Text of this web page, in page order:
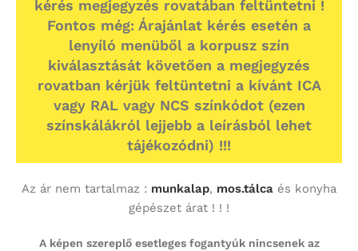
kérés megjegyzés rovatában feltüntetni !
Fontos még: Árajánlat kérés esetén a
lenyíló menüből a korpusz szín
kiválasztását követően a megjegyzés
rovatban kérjük feltüntetni a kívánt ICA
vagy RAL vagy NCS színkódot (ezen
színskálákról lejjebb a leírásból lehet
tájékozódni) !!!
Az ár nem tartalmaz : munkalap, mos.tálca és konyha
gépészet árat ! ! !
A képen szereplő esetleges fogantyúk nincsenek az